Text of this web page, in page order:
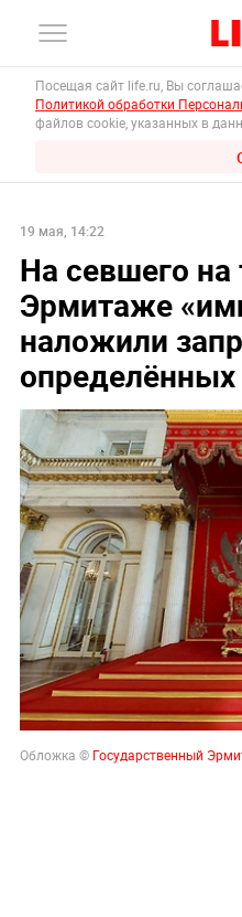
Посещая сайт life.ru, Вы
Политикой обработки
файлов cookie, указанных в
19 мая, 14:22
На севшего на
Эрмитаже
наложили
Обложка © Государственный